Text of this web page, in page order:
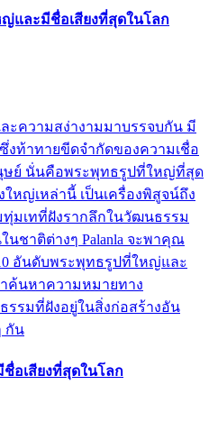
และมีชื่อเสียงที่สุดในโลก
ะความสง่างามมาบรรจบกัน มี
งท้าทายขีดจำกัดของความเชื่อ
ษย์ นั่นคือพระพุทธรูปที่ใหญ่ที่สุด
หญ่เหล่านี้ เป็นเครื่องพิสูจน์ถึง
มเทที่ฝังรากลึกในวัฒนธรรม
ชาติต่างๆ Palanla จะพาคุณ
อันดับพระพุทธรูปที่ใหญ่และ
ค้นหาความหมายทาง
รมที่ฝังอยู่ในสิ่งก่อสร้างอัน
กัน
อเสียงที่สุดในโลก